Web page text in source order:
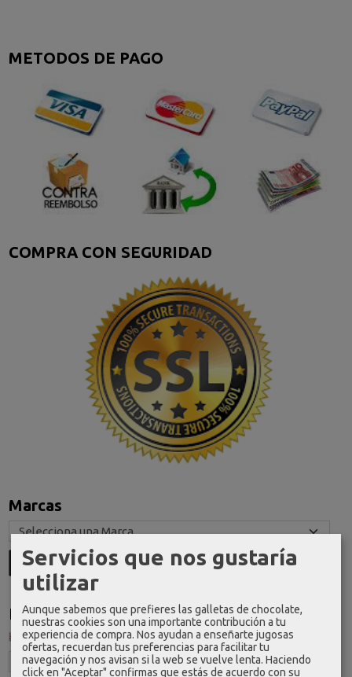
METODOS DE PAGO
COMPRA CON SEGURIDAD
Marcas
Idioma
Servicios que nos gustaría
utilizar
Aunque sabemos que prefieres las galletas de chocolate,
nuestras cookies son una importante contribución a tu
experiencia de compra. Nos ayudan a enseñarte jugosas
ofertas, recuerdan tus preferencias para facilitar tu
navegación y nos avisan si la web se vuelve lenta. Haciendo
click en "Aceptar" confirmas que estás de acuerdo con su